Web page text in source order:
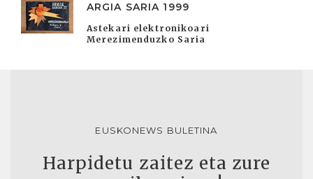
ARGIA SARIA 1999
Astekari elektronikoari
Merezimenduzko Saria
EUSKONEWS BULETINA
Harpidetu zaitez eta zure